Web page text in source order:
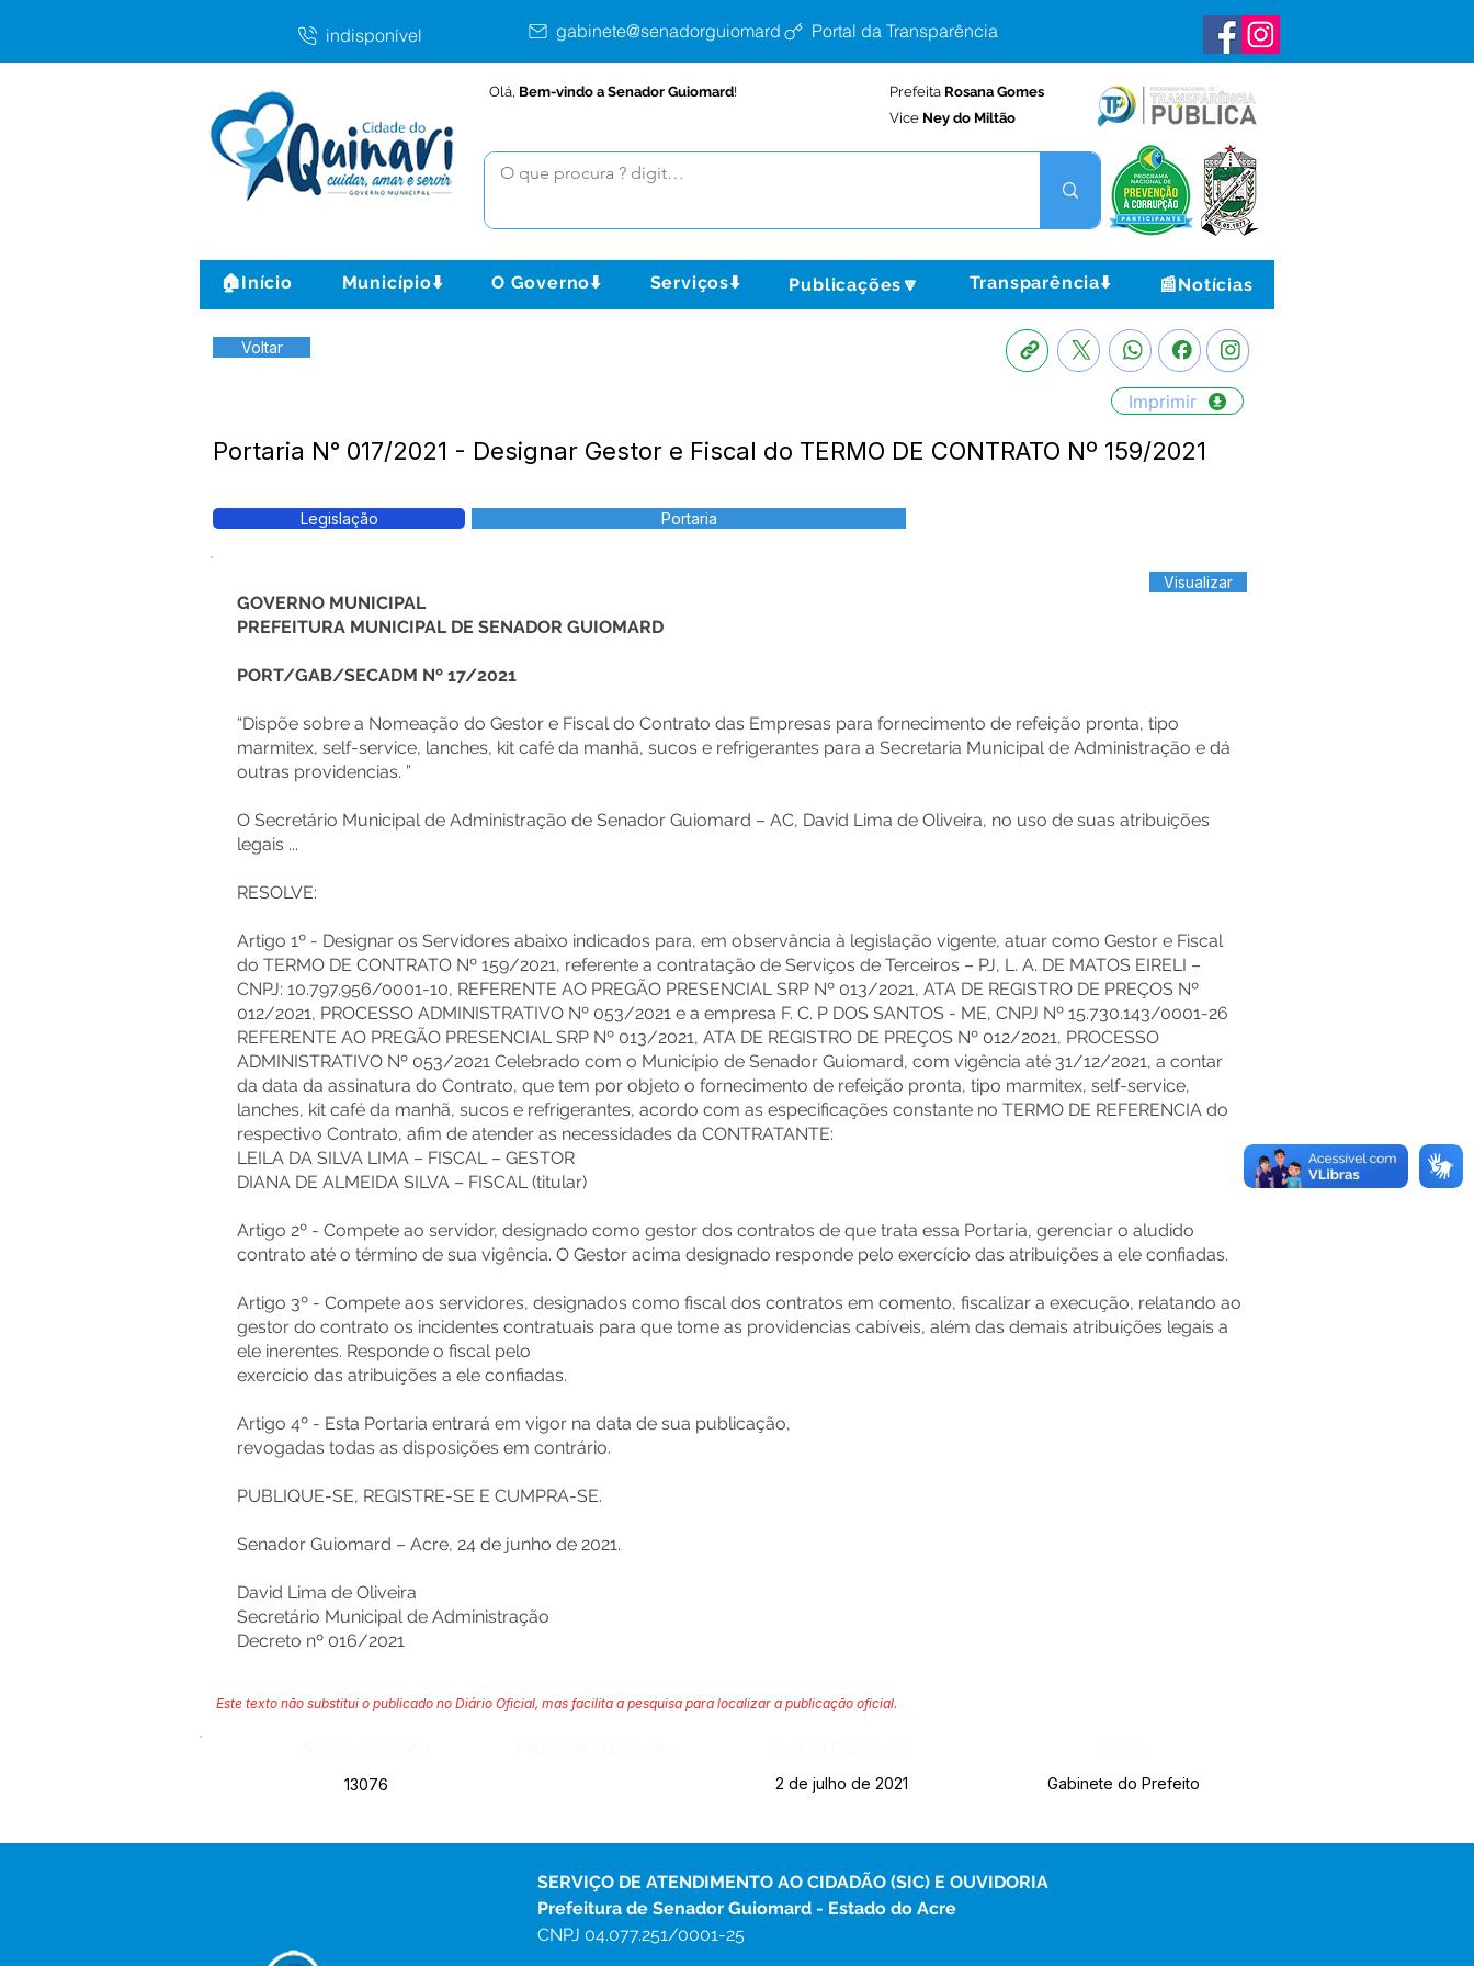
indisponível gabinete@senadorguiomard.ac.gov.brPortal da Transparência
Olá, Bem-vindo a Senador Guiomard! Prefeita Rosana Gomes
Vice Ney do Miltão
🏠Início Município⬇️ O Governo⬇️ Serviços⬇️ Publicações🔽 Transparência⬇️ 📰Notícias
Voltar
Imprimir
Portaria N° 017/2021 - Designar Gestor e Fiscal do TERMO DE CONTRATO Nº 159/2021
Legislação Portaria
Visualizar
GOVERNO MUNICIPAL
PREFEITURA MUNICIPAL DE SENADOR GUIOMARD
PORT/GAB/SECADM Nº 17/2021
“Dispõe sobre a Nomeação do Gestor e Fiscal do Contrato das Empresas para fornecimento de refeição pronta, tipo
marmitex, self-service, lanches, kit café da manhã, sucos e refrigerantes para a Secretaria Municipal de Administração e dá
outras providencias. ”
O Secretário Municipal de Administração de Senador Guiomard – AC, David Lima de Oliveira, no uso de suas atribuições
legais ...
RESOLVE:
Artigo 1º - Designar os Servidores abaixo indicados para, em observância à legislação vigente, atuar como Gestor e Fiscal
do TERMO DE CONTRATO Nº 159/2021, referente a contratação de Serviços de Terceiros – PJ, L. A. DE MATOS EIRELI –
CNPJ: 10.797.956/0001-10, REFERENTE AO PREGÃO PRESENCIAL SRP Nº 013/2021, ATA DE REGISTRO DE PREÇOS Nº
012/2021, PROCESSO ADMINISTRATIVO Nº 053/2021 e a empresa F. C. P DOS SANTOS - ME, CNPJ Nº 15.730.143/0001-26
REFERENTE AO PREGÃO PRESENCIAL SRP Nº 013/2021, ATA DE REGISTRO DE PREÇOS Nº 012/2021, PROCESSO
ADMINISTRATIVO Nº 053/2021 Celebrado com o Município de Senador Guiomard, com vigência até 31/12/2021, a contar
da data da assinatura do Contrato, que tem por objeto o fornecimento de refeição pronta, tipo marmitex, self-service,
lanches, kit café da manhã, sucos e refrigerantes, acordo com as especificações constante no TERMO DE REFERENCIA do
respectivo Contrato, afim de atender as necessidades da CONTRATANTE:
LEILA DA SILVA LIMA – FISCAL – GESTOR
DIANA DE ALMEIDA SILVA – FISCAL (titular)
Artigo 2º - Compete ao servidor, designado como gestor dos contratos de que trata essa Portaria, gerenciar o aludido
contrato até o término de sua vigência. O Gestor acima designado responde pelo exercício das atribuições a ele confiadas.
Artigo 3º - Compete aos servidores, designados como fiscal dos contratos em comento, fiscalizar a execução, relatando ao
gestor do contrato os incidentes contratuais para que tome as providencias cabíveis, além das demais atribuições legais a
ele inerentes. Responde o fiscal pelo
exercício das atribuições a ele confiadas.
Artigo 4º - Esta Portaria entrará em vigor na data de sua publicação,
revogadas todas as disposições em contrário.
PUBLIQUE-SE, REGISTRE-SE E CUMPRA-SE.
Senador Guiomard – Acre, 24 de junho de 2021.
David Lima de Oliveira
Secretário Municipal de Administração
Decreto nº 016/2021
Este texto não substitui o publicado no Diário Oficial, mas facilita a pesquisa para localizar a publicação oficial.
13076
2 de julho de 2021 Gabinete do Prefeito
SERVIÇO DE ATENDIMENTO AO CIDADÃO (SIC) E OUVIDORIA
Prefeitura de Senador Guiomard - Estado do Acre
CNPJ 04.077.251/0001-25